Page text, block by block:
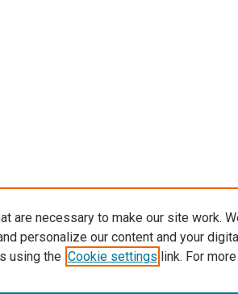
are necessary to make our site work.
personalize our content and your
using the Cookie settings link. For